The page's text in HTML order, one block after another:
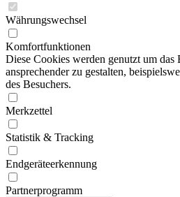
Währungswechsel
Komfortfunktionen
Diese Cookies werden genutzt um das
ansprechender zu gestalten,
des Besuchers.
Merkzettel
Statistik & Tracking
Endgeräteerkennung
Partnerprogramm